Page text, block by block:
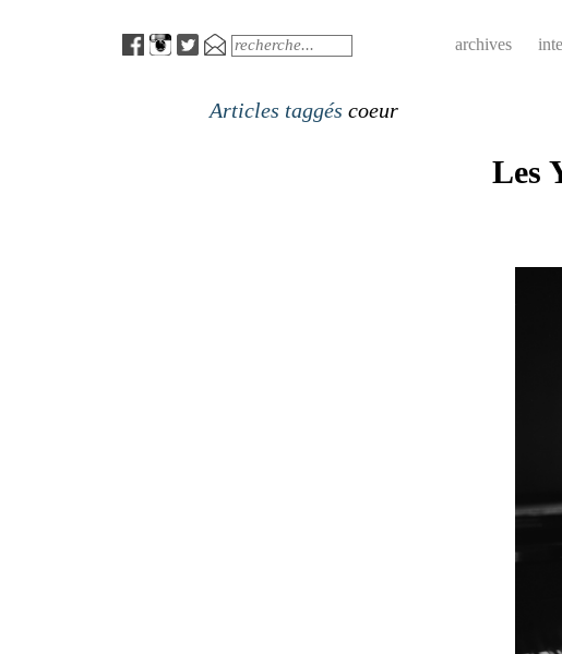
MenuSearch archives
Articles taggés coeur
Les